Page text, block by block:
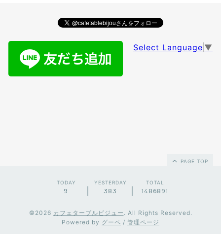
Select Language ▼
PAGE TOP
TODAY
9
YESTERDAY
383
TOTAL
1486891
©2026 カフェターブルビジュー . All Rights Reserved.
Powered by グーペ / 管理ページ